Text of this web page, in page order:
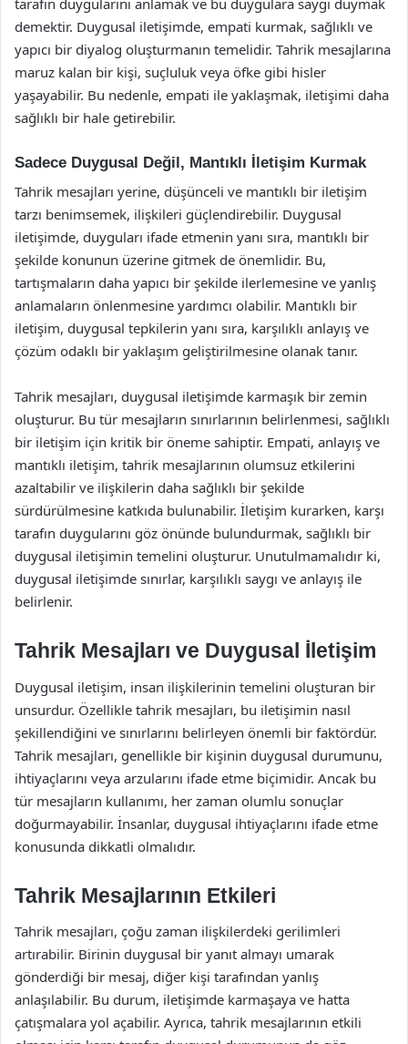
demektir. Duygusal iletişimde, empati kurmak, sağlıklı ve
yapıcı bir diyalog oluşturmanın temelidir. Tahrik mesajlarına
maruz kalan bir kişi, suçluluk veya öfke gibi hisler
yaşayabilir. Bu nedenle, empati ile yaklaşmak, iletişimi daha
sağlıklı bir hale getirebilir.
Sadece Duygusal Değil, Mantıklı İletişim Kurmak
Tahrik mesajları yerine, düşünceli ve mantıklı bir iletişim
tarzı benimsemek, ilişkileri güçlendirebilir. Duygusal
iletişimde, duyguları ifade etmenin yanı sıra, mantıklı bir
şekilde konunun üzerine gitmek de önemlidir. Bu,
tartışmaların daha yapıcı bir şekilde ilerlemesine ve yanlış
anlamaların önlenmesine yardımcı olabilir. Mantıklı bir
iletişim, duygusal tepkilerin yanı sıra, karşılıklı anlayış ve
çözüm odaklı bir yaklaşım geliştirilmesine olanak tanır.
Tahrik mesajları, duygusal iletişimde karmaşık bir zemin
oluşturur. Bu tür mesajların sınırlarının belirlenmesi, sağlıklı
bir iletişim için kritik bir öneme sahiptir. Empati, anlayış ve
mantıklı iletişim, tahrik mesajlarının olumsuz etkilerini
azaltabilir ve ilişkilerin daha sağlıklı bir şekilde
sürdürülmesine katkıda bulunabilir. İletişim kurarken, karşı
tarafın duygularını göz önünde bulundurmak, sağlıklı bir
duygusal iletişimin temelini oluşturur. Unutulmamalıdır ki,
duygusal iletişimde sınırlar, karşılıklı saygı ve anlayış ile
belirlenir.
Tahrik Mesajları ve Duygusal İletişim
Duygusal iletişim, insan ilişkilerinin temelini oluşturan bir
unsurdur. Özellikle tahrik mesajları, bu iletişimin nasıl
şekillendiğini ve sınırlarını belirleyen önemli bir faktördür.
Tahrik mesajları, genellikle bir kişinin duygusal durumunu,
ihtiyaçlarını veya arzularını ifade etme biçimidir. Ancak bu
tür mesajların kullanımı, her zaman olumlu sonuçlar
doğurmayabilir. İnsanlar, duygusal ihtiyaçlarını ifade etme
konusunda dikkatli olmalıdır.
Tahrik Mesajlarının Etkileri
Tahrik mesajları, çoğu zaman ilişkilerdeki gerilimleri
artırabilir. Birinin duygusal bir yanıt almayı umarak
gönderdiği bir mesaj, diğer kişi tarafından yanlış
anlaşılabilir. Bu durum, iletişimde karmaşaya ve hatta
çatışmalara yol açabilir. Ayrıca, tahrik mesajlarının etkili